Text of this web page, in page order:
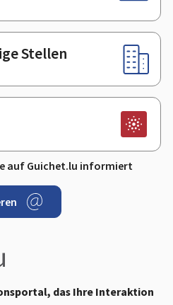
Stellen
auf Guichet.lu informiert
das Ihre Interaktion